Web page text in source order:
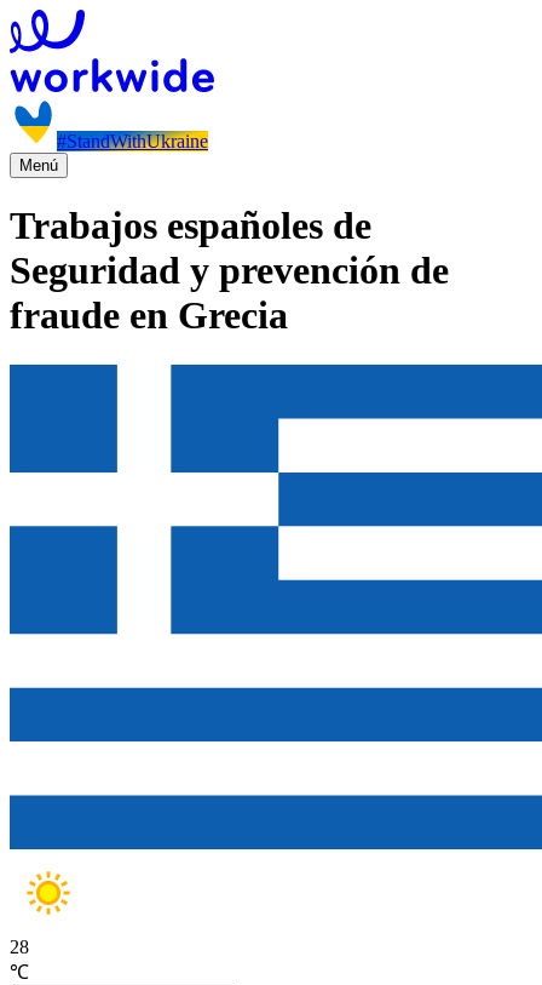
#StandWithUkraine
Menú
Trabajos españoles de
Seguridad y prevención de
fraude en Grecia
28
℃